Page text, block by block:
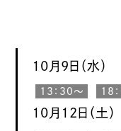
10月9日（水）
13：30〜 18
10月12日（土）